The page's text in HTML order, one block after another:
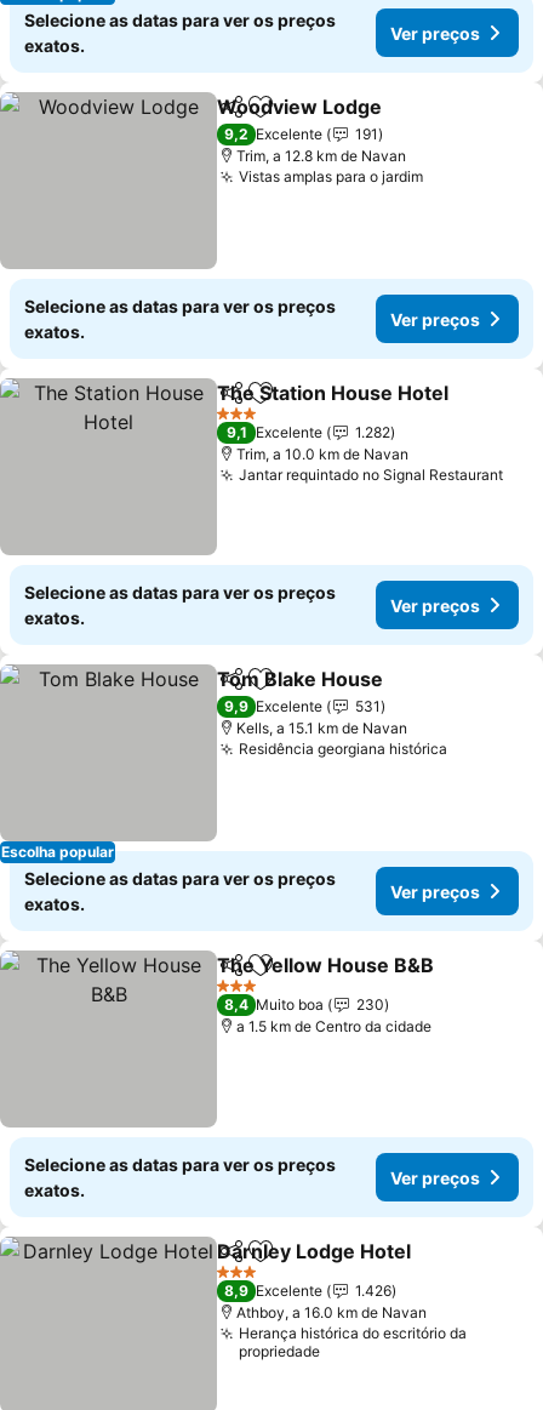
Selecione as datas para ver os preços
exatos.
Ver preços
PartilharAdicionar aos favoritos
Woodview Lodge
9,2 Excelente
191
Trim, a 12.8 km de Navan
Vistas amplas para o jardimVer preços
Selecione as datas para ver os preços
exatos.
Ver preços
PartilharAdicionar aos favoritos
The Station House Hotel
3 Estrelas
9,1 Excelente
1.282
Trim, a 10.0 km de Navan
Jantar requintado no Signal RestaurantVer
Selecione as datas para ver os preços
exatos.
Ver preços
Escolha popular
PartilharAdicionar aos favoritos
Tom Blake House
9,9 Excelente
531
Kells, a 15.1 km de Navan
Residência georgiana histórica
Selecione as datas para ver os preços
exatos.
Ver preços
PartilharAdicionar aos favoritos
The Yellow House B&B
3 Estrelas
8,4 Muito boa
230
a 1.5 km de Centro da cidade
Selecione as datas para ver os preços
exatos.
Ver preços
PartilharAdicionar aos favoritos
Darnley Lodge Hotel
3 Estrelas
8,9 Excelente
1.426
Athboy, a 16.0 km de Navan
Herança histórica do escritório da
propriedade